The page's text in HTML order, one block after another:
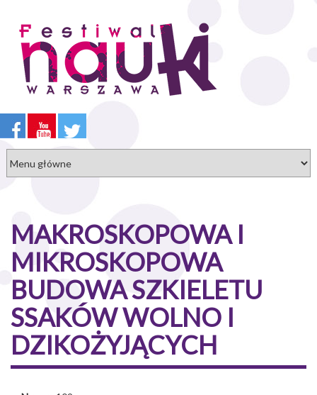
treści
MAKROSKOPOWA I
MIKROSKOPOWA
BUDOWA SZKIELETU
SSAKÓW WOLNO I
DZIKOŻYJĄCYCH